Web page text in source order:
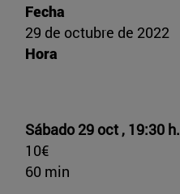
Sábado 29 oct , 19:30 h.
10€
60 min
Fecha
29 de octubre de 2022
Hora